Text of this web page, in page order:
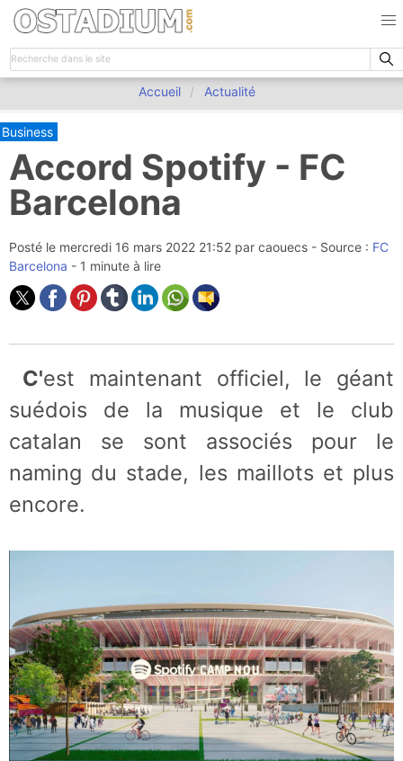
Accueil Actualité
Business
Accord Spotify - FC
Barcelona
Posté le mercredi 16 mars 2022 21:52 par caouecs - Source : FC
Barcelona - 1 minute à lire
C'est maintenant officiel, le géant
suédois de la musique et le club
catalan se sont associés pour le
naming du stade, les maillots et plus
encore.